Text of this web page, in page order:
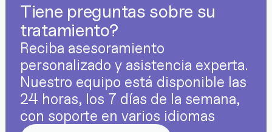
Tiene preguntas sobre su
tratamiento?
Reciba asesoramiento
personalizado y asistencia experta.
Nuestro equipo está disponible las
24 horas, los 7 días de la semana,
con soporte en varios idiomas